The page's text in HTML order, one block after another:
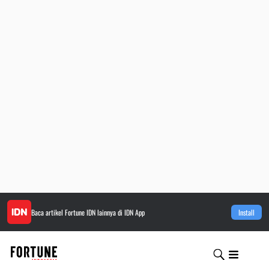
Baca artikel Fortune IDNlainnya di IDN App Install